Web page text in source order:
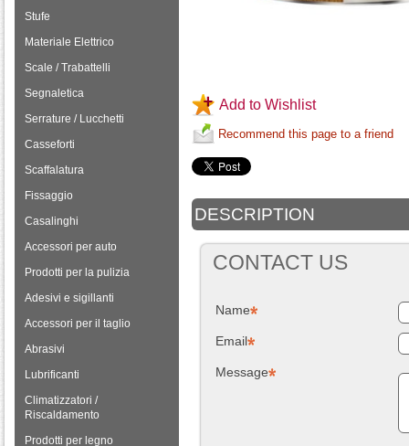
Stufe
Materiale Elettrico
Scale / Trabattelli
Segnaletica
Serrature / Lucchetti
Casseforti
Scaffalatura
Fissaggio
Casalinghi
Accessori per auto
Prodotti per la pulizia
Adesivi e sigillanti
Accessori per il taglio
Abrasivi
Lubrificanti
Climatizzatori /
Riscaldamento
Prodotti per legno
Add to Wishlist
Recommend this page to a friend
DESCRIPTION
CONTACT US
Name
Email
Message